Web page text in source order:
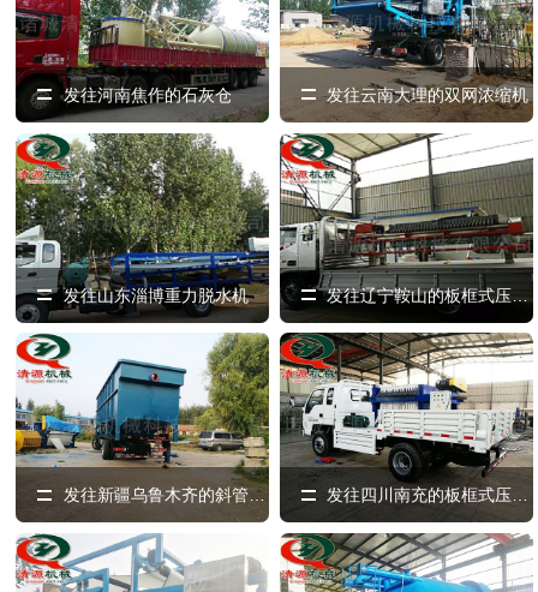
发往河南焦作的石灰仓 发往云南大理的双网浓缩机
发往山东淄博重力脱水机 发往辽宁鞍山的板框式压滤机
发往新疆乌鲁木齐的斜管沉淀器 发往四川南充的板框式压滤机